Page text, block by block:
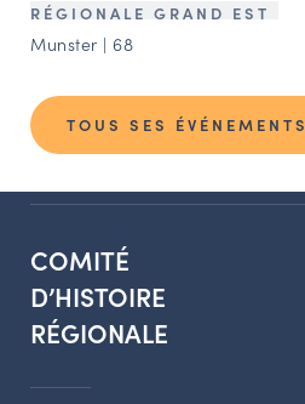
RÉGIONALE GRAND EST
Munster | 68
TOUS SES ÉVÉNEMENTS
COMITÉ
D’HISTOIRE
RÉGIONALE